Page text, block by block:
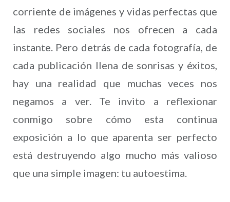
corriente de imágenes y vidas perfectas que
las redes sociales nos ofrecen a cada
instante. Pero detrás de cada fotografía, de
cada publicación llena de sonrisas y éxitos,
hay una realidad que muchas veces nos
negamos a ver. Te invito a reflexionar
conmigo sobre cómo esta continua
exposición a lo que aparenta ser perfecto
está destruyendo algo mucho más valioso
que una simple imagen: tu autoestima.